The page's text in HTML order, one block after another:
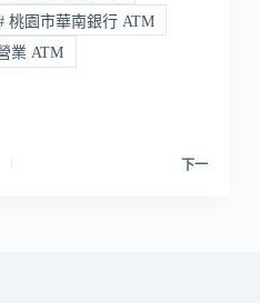
桃園市華南銀行 ATM
業 ATM
下一